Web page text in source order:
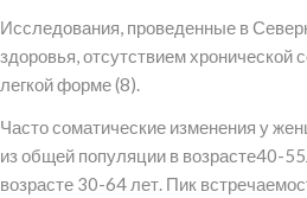
Исследования, проведенные в
здоровья, отсутствием хронической
легкой форме (8).
Часто соматические изменения у
из общей популяции в возрасте40-
возрасте 30-64 лет. Пик